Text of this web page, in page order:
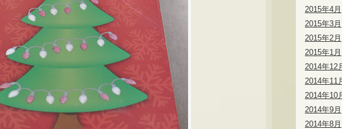
2015年4月
2015年3月
2015年2月
2015年1月
2014年12
2014年11
2014年10
2014年9月
2014年8月